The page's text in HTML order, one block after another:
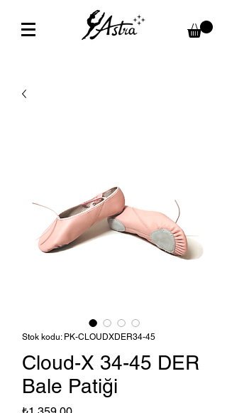
Stok kodu: PK-CLOUDXDER34-45
Cloud-X 34-45 DER
Bale Patiği